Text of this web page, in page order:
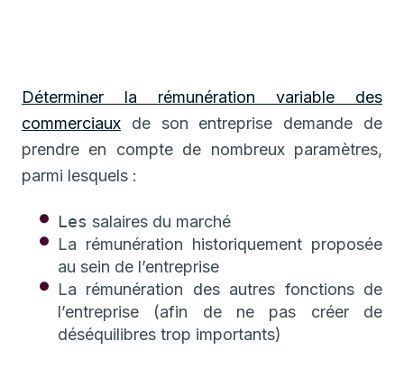
Déterminer la rémunération variable des
commerciaux de son entreprise demande de
prendre en compte de nombreux paramètres,
parmi lesquels :
Les salaires du marché
La rémunération historiquement proposée
au sein de l’entreprise
La rémunération des autres fonctions de
l’entreprise (afin de ne pas créer de
déséquilibres trop importants)